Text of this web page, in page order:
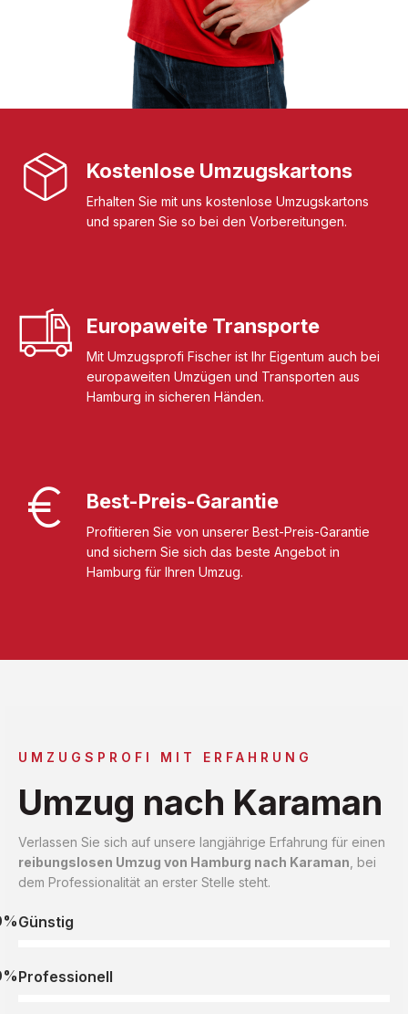
Kostenlose Umzugskartons
Erhalten Sie mit uns kostenlose Umzugskartons
und sparen Sie so bei den Vorbereitungen.
Europaweite Transporte
Mit Umzugsprofi Fischer ist Ihr Eigentum auch bei
europaweiten Umzügen und Transporten aus
Hamburg in sicheren Händen.
Best-Preis-Garantie
Profitieren Sie von unserer Best-Preis-Garantie
und sichern Sie sich das beste Angebot in
Hamburg für Ihren Umzug.
UMZUGSPROFI MIT ERFAHRUNG
Umzug nach Karaman
Verlassen Sie sich auf unsere langjährige Erfahrung für einen
reibungslosen Umzug von Hamburg nach Karaman , bei
dem Professionalität an erster Stelle steht.
Günstig
Professionell